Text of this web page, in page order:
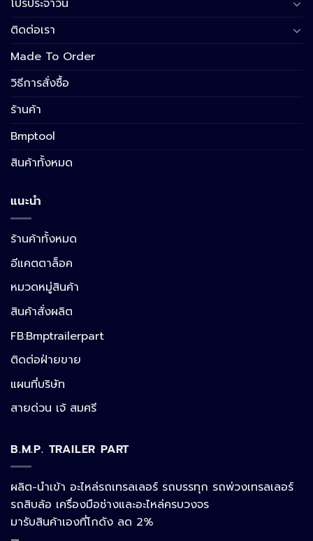
ติดต่อเรา
Made To Order
วิธีการสั่งซื้อ
ร้านค้า
Bmptool
สินค้าทั้งหมด
แนะนำ
ร้านค้าทั้งหมด
อีแคตตาล็อค
หมวดหมู่สินค้า
สินค้าสั่งผลิต
FB:Bmptrailerpart
ติดต่อฝ่ายขาย
แผนที่บริษัท
สายด่วน เจ้ สมศรี
B.M.P. TRAILER PART
ผลิต-นำเข้า อะไหล่รถเทรลเลอร์ รถบรรทุก รถพ่วงเทรลเลอร์
รถสิบล้อ เครื่องมือช่างและอะไหล่ครบวงจร
มารับสินค้าเองที่โกดัง ลด 2%